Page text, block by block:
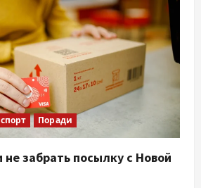
Поради
забрать посылку с Новой